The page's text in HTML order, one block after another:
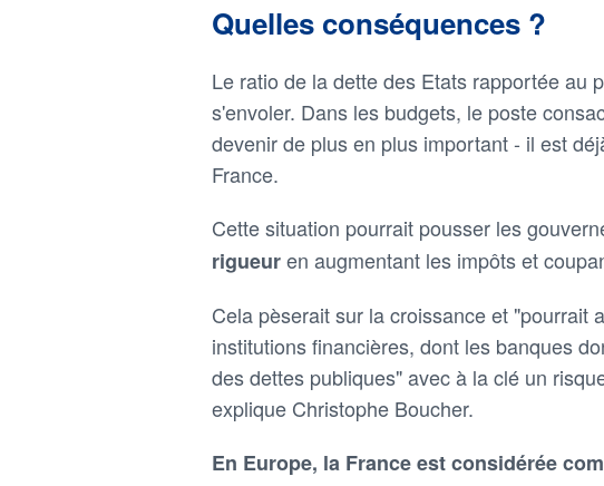
Quelles conséquences ?
Le ratio de la dette des Etats rapportée au
s'envoler. Dans les budgets, le poste
devenir de plus en plus important - il est
France.
Cette situation pourrait pousser les
rigueuren augmentant les impôts et
Cela pèserait sur la croissance et "pourrait
institutions financières, dont les banques
des dettes publiques" avec à la clé un
explique Christophe Boucher.
En Europe, la France est considérée